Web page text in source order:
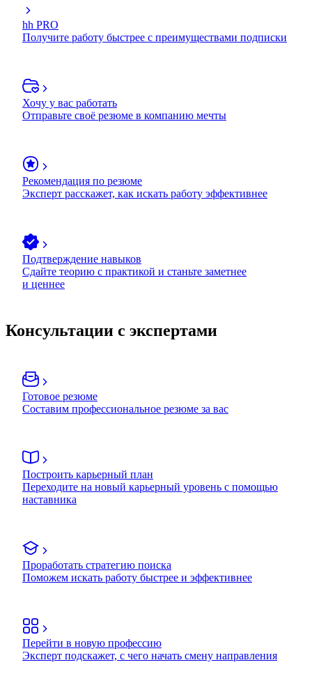
hh PRO
Получите работу быстрее с преимуществами подписки
Хочу у вас работать
Отправьте своё резюме в компанию мечты
Рекомендация по резюме
Эксперт расскажет, как искать работу эффективнее
Подтверждение навыков
Сдайте теорию с практикой и станьте заметнее
и ценнее
Консультации с экспертами
Готовое резюме
Составим профессиональное резюме за вас
Построить карьерный план
Переходите на новый карьерный уровень с помощью
наставника
Проработать стратегию поиска
Поможем искать работу быстрее и эффективнее
Перейти в новую профессию
Эксперт подскажет, с чего начать смену направления